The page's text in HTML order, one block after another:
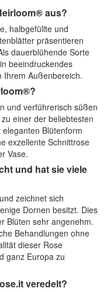
aus?
halbgefüllte und
präsentieren
dauerblühende Sorte
beeindruckendes
Ihrem Außenbereich.
und verführerisch süßen
einer der beliebtesten
Blütenform
exzellente Schnittrose
Vase.
und hat sie viele
zeichnet sich
Dornen besitzt. Dies
Blüten sehr angenehm.
Behandlungen ohne
dieser Rose
ganz Europa zu
veredelt?